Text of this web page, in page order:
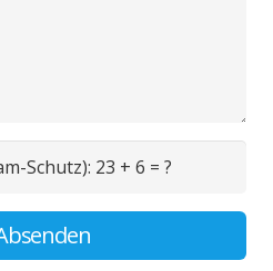
Schutz): 23 + 6 = ?